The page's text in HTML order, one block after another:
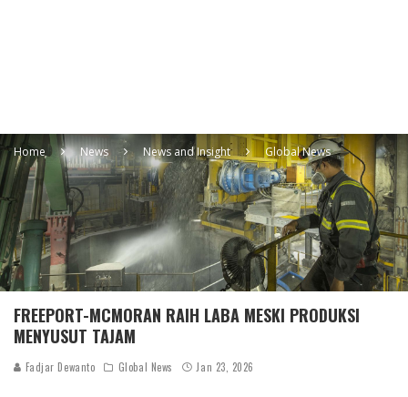
Home News News and Insight Global News
FREEPORT-MCMORAN RAIH LABA MESKI PRODUKSI
MENYUSUT TAJAM
Fadjar Dewanto Global News Jan 23, 2026